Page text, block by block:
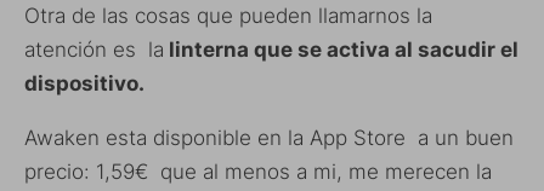
Otra de las cosas que pueden llamarnos la
atención es la linterna que se activa al sacudir el
dispositivo.
Awaken esta disponible en la App Store a un buen
precio: 1,59€ que al menos a mi, me merecen la